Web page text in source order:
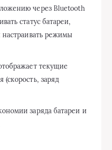
через Bluetooth
статус батареи,
режимы
текущие
заряд
заряда батареи и